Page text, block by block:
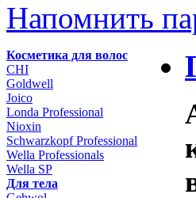
Напомнить
Косметика для волос
CHI
Goldwell
Joico
Londa Professional
Nioxin
Schwarzkopf Professional
Wella Professionals
Wella SP
Для тела